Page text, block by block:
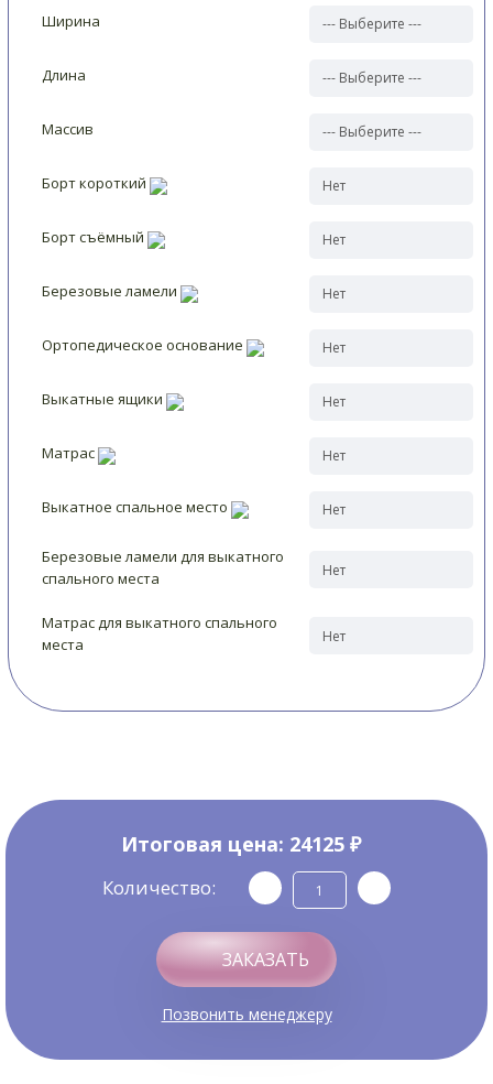
Ширина
Длина
Массив
Борт короткий
Борт съёмный
Березовые ламели
Ортопедическое основание
Выкатные ящики
Матрас
Выкатное спальное место
Березовые ламели для выкатного
спального места
Матрас для выкатного спального
места
Итоговая цена: 24125 ₽
Количество:
ЗАКАЗАТЬ
Позвонить менеджеру